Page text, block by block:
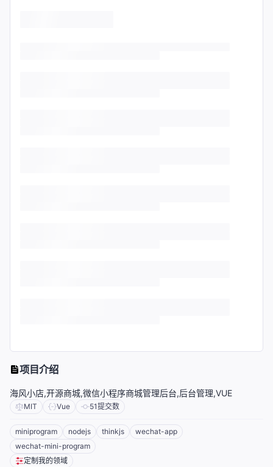
项目介绍
海风小店,开源商城,微信小程序商城管理后台,后台管理,VUE
MIT Vue 51提交数
miniprogram nodejs thinkjs
wechat-app
wechat-mini-program
定制我的领域